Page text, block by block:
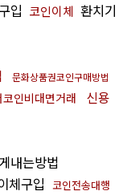
입 코인이체 환치기
문화상품권코인구매방법
코인비대면거래
신용
내는방법
체구입 코인전송대행